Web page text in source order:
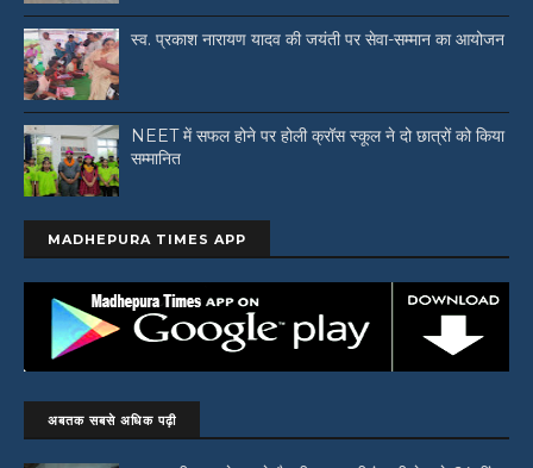
स्व. प्रकाश नारायण यादव की जयंती पर सेवा-सम्मान का आयोजन
NEET में सफल होने पर होली क्रॉस स्कूल ने दो छात्रों को किया
सम्मानित
MADHEPURA TIMES APP
अबतक सबसे अधिक पढ़ी